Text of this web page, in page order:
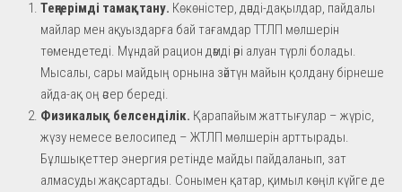
Теңгерімді тамақтану. Көкөністер, дәнді-дақылдар, пайдалы
майлар мен ақуыздарға бай тағамдар ТТЛП мөлшерін
төмендетеді. Мұндай рацион дәмді әрі алуан түрлі болады.
Мысалы, сары майдың орнына зәйтүн майын қолдану бірнеше
айда-ақ оң әсер береді.
Физикалық белсенділік. Қарапайым жаттығулар – жүріс,
жүзу немесе велосипед – ЖТЛП мөлшерін арттырады.
Бұлшықеттер энергия ретінде майды пайдаланып, зат
алмасуды жақсартады. Сонымен қатар, қимыл көңіл күйге де